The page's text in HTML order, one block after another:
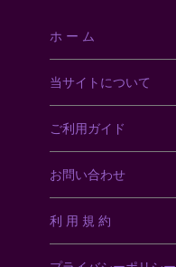
ホ ー ム
当サイトについて
ご利用ガイド
お問い合わせ
利 用 規 約